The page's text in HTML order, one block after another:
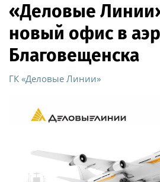
«Деловые
новый офис в
Благовещенска
ГК «Деловые Линии»